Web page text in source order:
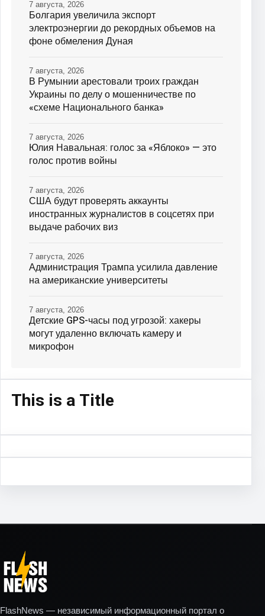
Болгария увеличила экспорт
электроэнергии до рекордных объемов на
фоне обмеления Дуная
7 августа, 2026
В Румынии арестовали троих граждан
Украины по делу о мошенничестве по
«схеме Национального банка»
7 августа, 2026
Юлия Навальная: голос за «Яблоко» — это
голос против войны
7 августа, 2026
США будут проверять аккаунты
иностранных журналистов в соцсетях при
выдаче рабочих виз
7 августа, 2026
Администрация Трампа усилила давление
на американские университеты
7 августа, 2026
Детские GPS-часы под угрозой: хакеры
могут удаленно включать камеру и
микрофон
7 августа, 2026
This is a Title
FlashNews — независимый информационный портал о